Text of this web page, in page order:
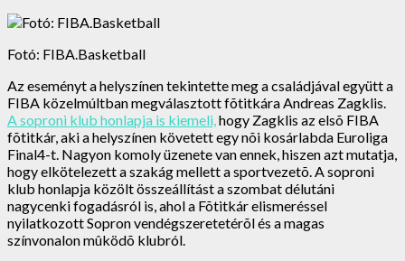
Fotó: FIBA.Basketball
Az eseményt a helyszínen tekintette meg a családjával együtt a
FIBA közelmúltban megválasztott fõtitkára Andreas Zagklis.
A soproni klub honlapja is kiemeli, hogy Zagklis az elsõ FIBA
fõtitkár, aki a helyszínen követett egy nõi kosárlabda Euroliga
Final4-t. Nagyon komoly üzenete van ennek, hiszen azt mutatja,
hogy elkötelezett a szakág mellett a sportvezetõ. A soproni
klub honlapja közölt összeállítást a szombat délutáni
nagycenki fogadásról is, ahol a Fõtitkár elismeréssel
nyilatkozott Sopron vendégszeretetérõl és a magas
színvonalon mûködõ klubról.